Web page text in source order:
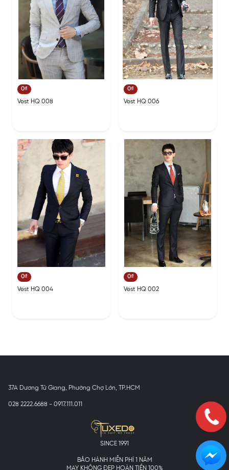
0₫
Vest HQ 008
0₫
Vest HQ 006
0₫
Vest HQ 004
0₫
Vest HQ 002
37A Dương Tử Giang, Phường Chợ Lớn, TP.HCM
028 2222.6688 - 0917.111.011
SINCE 1991
BẢO HÀNH MIỄN PHÍ 1 NĂM
MAY KHÔNG ĐẸP HOÀN TIỀN 100%